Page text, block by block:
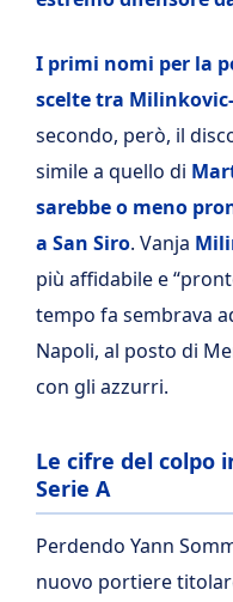
I primi nomi per la
scelte tra
secondo, però, il
simile a quello di
sarebbe o meno
a San Siro. Vanja
più affidabile e
tempo fa sembrava
Napoli, al posto di
con gli azzurri.
Le cifre del colpo
Serie A
Perdendo Yann
nuovo portiere